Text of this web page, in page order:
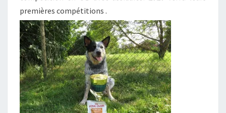
premières compétitions .